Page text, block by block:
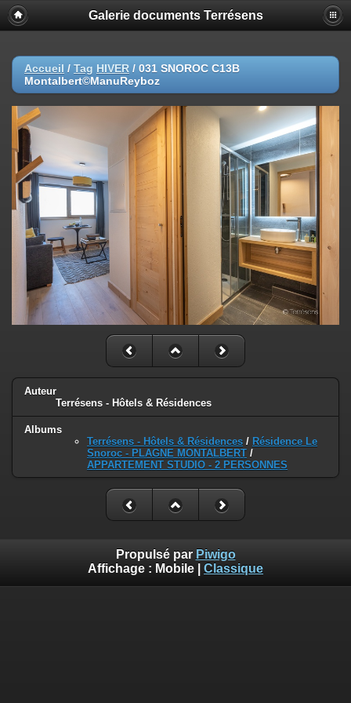
Galerie documents Terrésens
Accueil / Tag HIVER / 031 SNOROC C13B
Montalbert©ManuReyboz
Auteur
Terrésens - Hôtels & Résidences
Albums
Terrésens - Hôtels & Résidences / Résidence Le
Snoroc - PLAGNE MONTALBERT /
APPARTEMENT STUDIO - 2 PERSONNES
Propulsé par Piwigo
Affichage : Mobile Classique